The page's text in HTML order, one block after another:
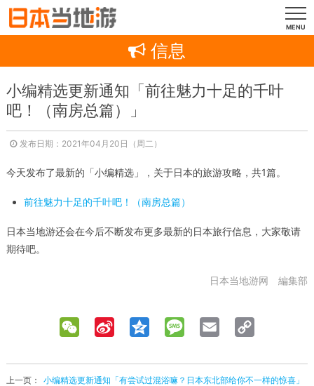
MENU
信息
小编精选更新通知「前往魅力十足的千叶
吧！（南房总篇）」
发布日期：2021年04月20日（周二）
今天发布了最新的「小编精选」，关于日本的旅游攻略，共1篇。
前往魅力十足的千叶吧！（南房总篇）
日本当地游还会在今后不断发布更多最新的日本旅行信息，大家敬请
期待吧。
日本当地游网 編集部
WeChat Sina
Qzone MessageEmail
上一页： 小编精选更新通知「有尝试过混浴嘛？日本东北部给你不一样的惊喜」